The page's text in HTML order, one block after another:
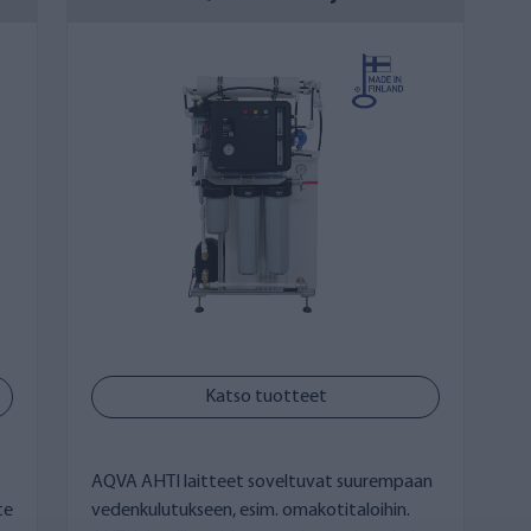
Tutustu
merivedensuodattamisesta
ja toimivat meriveden suodattimet erilaisiin
laitteistoihin ja ominaisuuksiin.
ratkaisuja juomaveden suodattamiseen tai juoma- ja
löytyy suuremmat laitteistot, joilla voidaan suodattaa
-sarjoista löydät myös uudet asennusvalmiit
saarimökillä.
käyttö on vaivatonta
suosittelemme käyttämään asennukseen
liittyvät lähinnä suodattimien ajoittaiseen vaihtoon ja
Katso tuotteet
AQVA AHTI laitteet soveltuvat suurempaan
vedenkulutukseen, esim. omakotitaloihin.